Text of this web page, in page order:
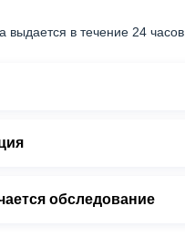
выдается в течение 24 часов.
обследование